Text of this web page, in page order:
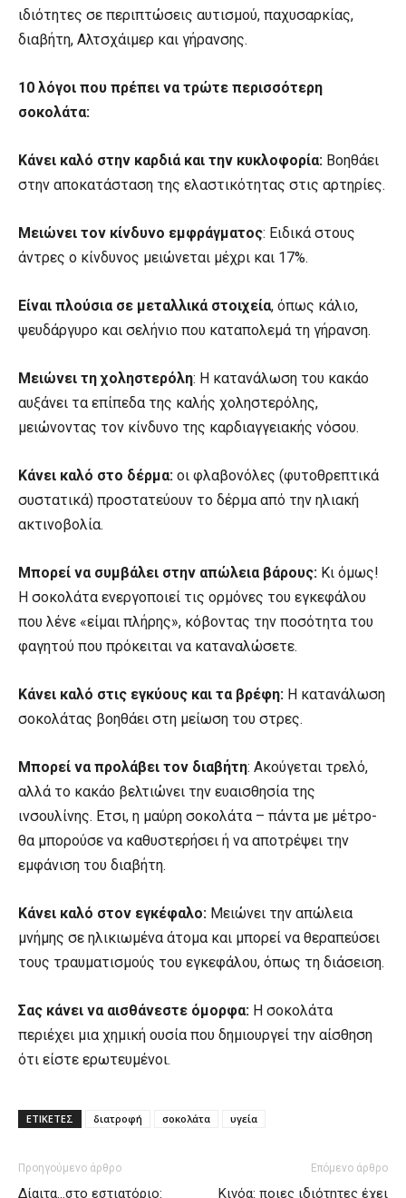
ιδιότητες σε περιπτώσεις αυτισμού, παχυσαρκίας,
διαβήτη, Αλτσχάιμερ και γήρανσης.
10 λόγοι που πρέπει να τρώτε περισσότερη
σοκολάτα:
Κάνει καλό στην καρδιά και την κυκλοφορία: Βοηθάει
στην αποκατάσταση της ελαστικότητας στις αρτηρίες.
Μειώνει τον κίνδυνο εμφράγματος: Ειδικά στους
άντρες ο κίνδυνος μειώνεται μέχρι και 17%.
Είναι πλούσια σε μεταλλικά στοιχεία, όπως κάλιο,
ψευδάργυρο και σελήνιο που καταπολεμά τη γήρανση.
Μειώνει τη χοληστερόλη: Η κατανάλωση του κακάο
αυξάνει τα επίπεδα της καλής χοληστερόλης,
μειώνοντας τον κίνδυνο της καρδιαγγειακής νόσου.
Κάνει καλό στο δέρμα: οι φλαβονόλες (φυτοθρεπτικά
συστατικά) προστατεύουν το δέρμα από την ηλιακή
ακτινοβολία.
Μπορεί να συμβάλει στην απώλεια βάρους: Κι όμως!
Η σοκολάτα ενεργοποιεί τις ορμόνες του εγκεφάλου
που λένε «είμαι πλήρης», κόβοντας την ποσότητα του
φαγητού που πρόκειται να καταναλώσετε.
Κάνει καλό στις εγκύους και τα βρέφη: Η κατανάλωση
σοκολάτας βοηθάει στη μείωση του στρες.
Μπορεί να προλάβει τον διαβήτη: Ακούγεται τρελό,
αλλά το κακάο βελτιώνει την ευαισθησία της
ινσουλίνης. Ετσι, η μαύρη σοκολάτα – πάντα με μέτρο-
θα μπορούσε να καθυστερήσει ή να αποτρέψει την
εμφάνιση του διαβήτη.
Κάνει καλό στον εγκέφαλο: Μειώνει την απώλεια
μνήμης σε ηλικιωμένα άτομα και μπορεί να θεραπεύσει
τους τραυματισμούς του εγκεφάλου, όπως τη διάσειση.
Σας κάνει να αισθάνεστε όμορφα: Η σοκολάτα
περιέχει μια χημική ουσία που δημιουργεί την αίσθηση
ότι είστε ερωτευμένοι.
ΕΤΙΚΕΤΕΣ διατροφή σοκολάτα υγεία
Προηγούμενο άρθρο
Δίαιτα…στο εστιατόριο:
Επόμενο άρθρο
Κινόα: ποιες ιδιότητες έχει